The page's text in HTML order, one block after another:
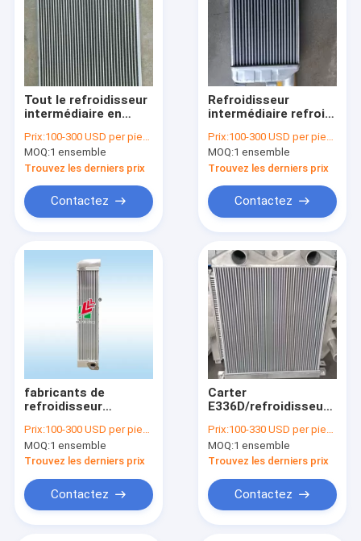
Tout le refroidisseur
intermédiaire en
de
camion/excavatrice
Spare Parts
d'EX360/EX330-3
Hitachi
Prix:100-300 USD per piece
MOQ:1 ensemble
Trouvez les derniers prix
Contactez
Refroidisseur
intermédiaire refroidi
PC200-7, excavatrice
Performance Diesel
Intercoolers
Prix:100-300 USD per piece
MOQ:1 ensemble
Trouvez les derniers prix
Contactez
fabricants de
refroidisseur
03-41131 PC200-8
KOMATSU
Prix:100-300 USD per piece
MOQ:1 ensemble
Trouvez les derniers prix
Contactez
Carter
E336D/refroidisseur
d'E330D Turbo,
refroidisseur
intermédiaire de
Prix:100-330 USD per piece
MOQ:1 ensemble
Trouvez les derniers prix
Contactez